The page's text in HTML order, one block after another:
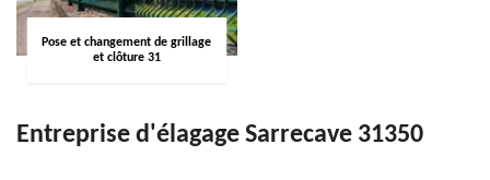
Pose et changement de grillage
et clôture 31
Entreprise d'élagage Sarrecave 31350